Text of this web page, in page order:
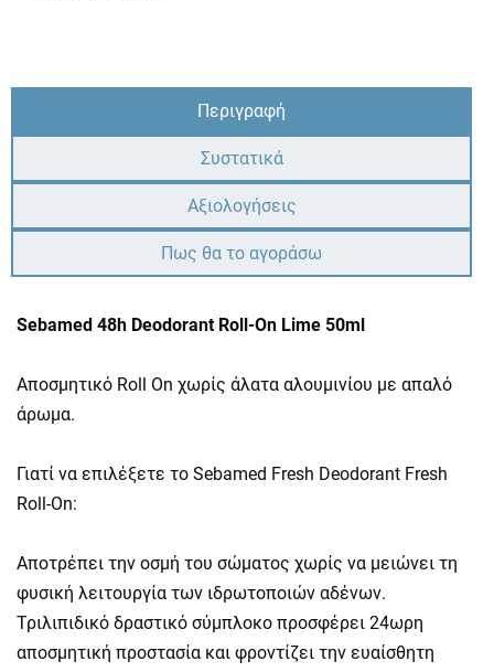
Περιγραφή
Συστατικά
Αξιολογήσεις
Πως θα το αγοράσω
Sebamed 48h Deodorant Roll-On Lime 50ml
Αποσμητικό Roll On χωρίς άλατα αλουμινίου με απαλό
άρωμα.
Γιατί να επιλέξετε το Sebamed Fresh Deodorant Fresh
Roll-On:
Αποτρέπει την οσμή του σώματος χωρίς να μειώνει τη
φυσική λειτουργία των ιδρωτοποιών αδένων.
Τριλιπιδικό δραστικό σύμπλοκο προσφέρει 24ωρη
αποσμητική προστασία και φροντίζει την ευαίσθητη